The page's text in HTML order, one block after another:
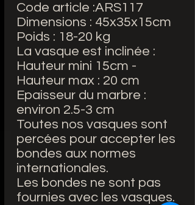
Code article :ARS117
Dimensions : 45x35x15cm
Poids : 18-20 kg
La vasque est inclinée :
Hauteur mini 15cm -
Hauteur max : 20 cm
Epaisseur du marbre :
environ 2.5-3 cm
Toutes nos vasques sont
percées pour accepter les
bondes aux normes
internationales.
Les bondes ne sont pas
fournies avec les vasques.